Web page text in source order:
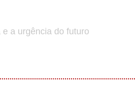
a urgência do futuro